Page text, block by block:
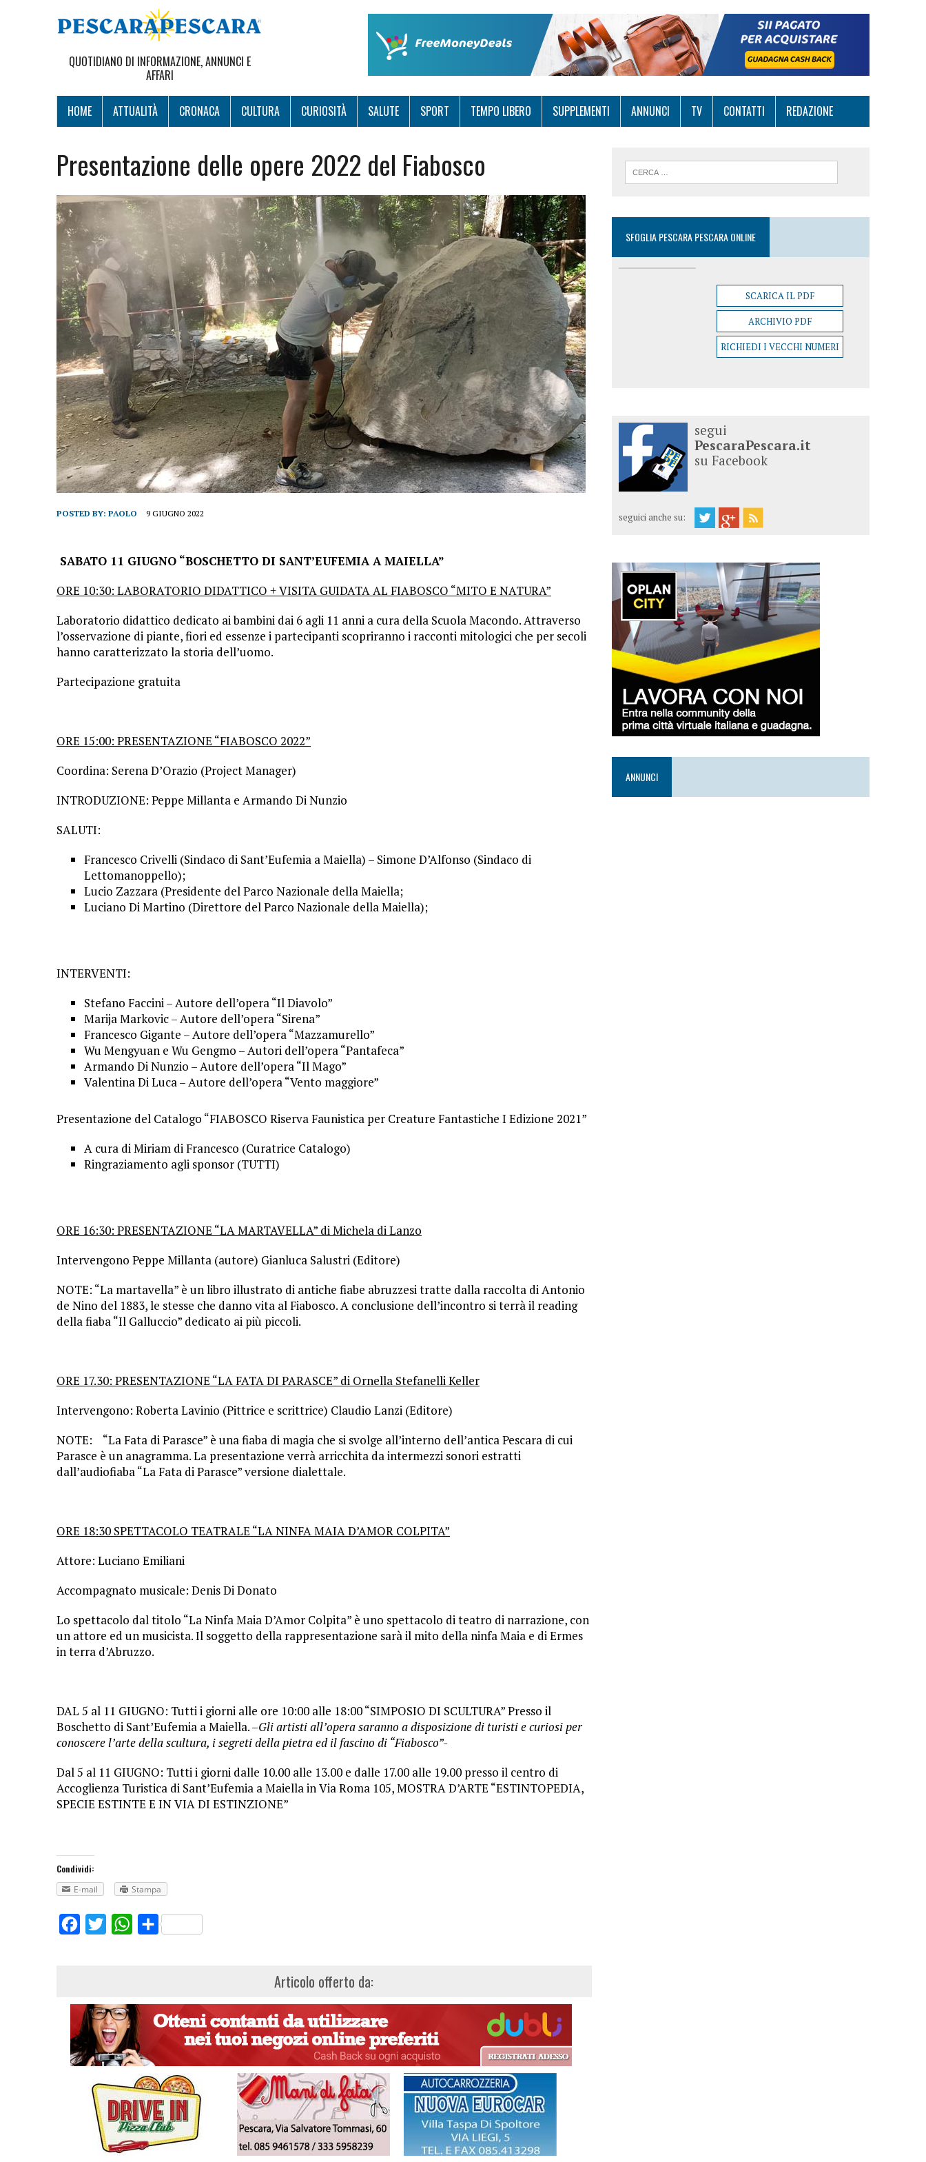
QUOTIDIANO DI INFORMAZIONE, ANNUNCI E
AFFARI
HOME ATTUALITÀ CRONACA CULTURA CURIOSITÀ SALUTE SPORT TEMPO LIBERO SUPPLEMENTI ANNUNCI TV CONTATTI REDAZIONE
Presentazione delle opere 2022 del Fiabosco
POSTED BY: PAOLO 9 GIUGNO 2022
SABATO 11 GIUGNO “BOSCHETTO DI SANT’EUFEMIA A MAIELLA”
ORE 10:30: LABORATORIO DIDATTICO + VISITA GUIDATA AL FIABOSCO “MITO E NATURA”
Laboratorio didattico dedicato ai bambini dai 6 agli 11 anni a cura della Scuola Macondo. Attraverso
l’osservazione di piante, fiori ed essenze i partecipanti scopriranno i racconti mitologici che per secoli
hanno caratterizzato la storia dell’uomo.
Partecipazione gratuita
ORE 15:00: PRESENTAZIONE “FIABOSCO 2022”
Coordina: Serena D’Orazio (Project Manager)
INTRODUZIONE: Peppe Millanta e Armando Di Nunzio
SALUTI:
Francesco Crivelli (Sindaco di Sant’Eufemia a Maiella) – Simone D’Alfonso (Sindaco di
Lettomanoppello);
Lucio Zazzara (Presidente del Parco Nazionale della Maiella;
Luciano Di Martino (Direttore del Parco Nazionale della Maiella);
INTERVENTI:
Stefano Faccini – Autore dell’opera “Il Diavolo”
Marija Markovic – Autore dell’opera “Sirena”
Francesco Gigante – Autore dell’opera “Mazzamurello”
Wu Mengyuan e Wu Gengmo – Autori dell’opera “Pantafeca”
Armando Di Nunzio – Autore dell’opera “Il Mago”
Valentina Di Luca – Autore dell’opera “Vento maggiore”
Presentazione del Catalogo “FIABOSCO Riserva Faunistica per Creature Fantastiche I Edizione 2021”
A cura di Miriam di Francesco (Curatrice Catalogo)
Ringraziamento agli sponsor (TUTTI)
ORE 16:30: PRESENTAZIONE “LA MARTAVELLA” di Michela di Lanzo
Intervengono Peppe Millanta (autore) Gianluca Salustri (Editore)
NOTE: “La martavella” è un libro illustrato di antiche fiabe abruzzesi tratte dalla raccolta di Antonio
de Nino del 1883, le stesse che danno vita al Fiabosco. A conclusione dell’incontro si terrà il reading
della fiaba “Il Galluccio” dedicato ai più piccoli.
ORE 17.30: PRESENTAZIONE “LA FATA DI PARASCE” di Ornella Stefanelli Keller
Intervengono: Roberta Lavinio (Pittrice e scrittrice) Claudio Lanzi (Editore)
NOTE: “La Fata di Parasce” è una fiaba di magia che si svolge all’interno dell’antica Pescara di cui
Parasce è un anagramma. La presentazione verrà arricchita da intermezzi sonori estratti
dall’audiofiaba “La Fata di Parasce” versione dialettale.
ORE 18:30 SPETTACOLO TEATRALE “LA NINFA MAIA D’AMOR COLPITA”
Attore: Luciano Emiliani
Accompagnato musicale: Denis Di Donato
Lo spettacolo dal titolo “La Ninfa Maia D’Amor Colpita” è uno spettacolo di teatro di narrazione, con
un attore ed un musicista. Il soggetto della rappresentazione sarà il mito della ninfa Maia e di Ermes
in terra d’Abruzzo.
DAL 5 al 11 GIUGNO: Tutti i giorni alle ore 10:00 alle 18:00 “SIMPOSIO DI SCULTURA” Presso il
Boschetto di Sant’Eufemia a Maiella. –Gli artisti all’opera saranno a disposizione di turisti e curiosi per
conoscere l’arte della scultura, i segreti della pietra ed il fascino di “Fiabosco”-
Dal 5 al 11 GIUGNO: Tutti i giorni dalle 10.00 alle 13.00 e dalle 17.00 alle 19.00 presso il centro di
Accoglienza Turistica di Sant’Eufemia a Maiella in Via Roma 105, MOSTRA D’ARTE “ESTINTOPEDIA,
SPECIE ESTINTE E IN VIA DI ESTINZIONE”
Condividi:
E-mail
Stampa
FacebookTwitterWhatsApp
Share
Articolo offerto da:
SFOGLIA PESCARA PESCARA ONLINE
SCARICA IL PDF
ARCHIVIO PDF
RICHIEDI I VECCHI NUMERI
segui
PescaraPescara.it
su Facebook
seguici anche su:
ANNUNCI